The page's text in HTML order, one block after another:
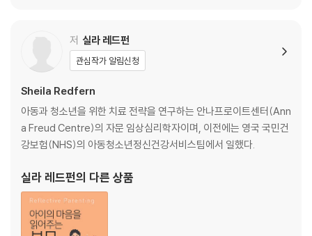
부모 관계|형제자매 관계|친구|요약
좋은 순간에 반영하기|가족과의 좋은 시간|알고자 하는 호기심|놀이하는
동안 반영하기|놀이하는 동안 아이의 자율성 존중하기|놀이가 주는 재미
와 이점|아이의 반영적인 순간을 알아차리기|요약
10 책을 마무리하며
저 실라 레드펀
관심작가 알림신청
Sheila Redfern
아동과 청소년을 위한 치료 전략을 연구하는 안나프로이트센터(Ann
a Freud Centre)의 자문 임상심리학자이며, 이전에는 영국 국민건
강보험(NHS)의 아동청소년정신건강서비스팀에서 일했다.
실라 레드펀의 다른 상품